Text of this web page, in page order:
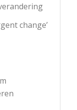
change’